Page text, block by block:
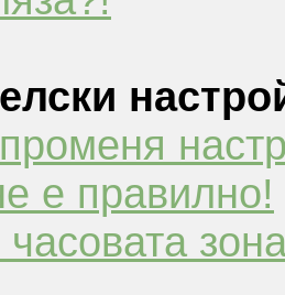
е правилно!